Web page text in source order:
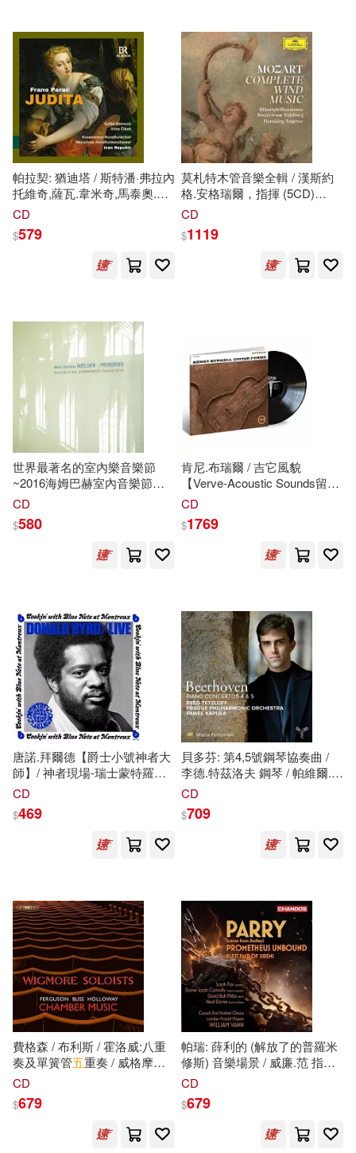
Telarc International(1)
Thorofon(1) warner music(1)
世界圖書出版公司北京公司(1)
中國社會科學出版社(1)
九州出版社(1)
北京聯合出版公司(1)
匯識教育出版社(1)
博樂伯樂(1) 古吳軒出版社(1)
啟思(1)
國立台灣交響樂團(1)
外國文學出版(1)
大連理工大學出版社(1)
安徽人民出版社(1)
新星出版社(1) 晨光出版社(1)
民主與建設出版社(1)
江西美術出版社(1) 海鴿(1)
湖南大學出版社(1)
漫遊者文化(1) 環球 Verve(1)
環華館(1) 甘肅文化出版社(1)
經史子集(1)
華夏出版社(1) 華文出版社(1)
Paul Jenkins / Derek W.
Hawkes, Steven Brown /
Gilbert Long / Giancarlo
Guerrero / Nashville
Symphony)
帕拉契: 猶迪塔 / 斯特潘·弗拉內
托維奇,薩瓦.韋米奇,馬泰奧.伊
萬.拉希奇,安德羅·博亞尼,米斯
樂團,伊凡·雷普西奇,克羅埃西
CD
$579
莫札特木管音樂全輯 / 漢斯約
格.安格瑞爾，指揮 (5CD)
(Mozart Complete Wind Music
Mozarteum Salzburg (5CD))
CD
$1119
世界最著名的室內樂音樂節
~2016海姆巴赫室內音樂節實
況錄音 尼爾遜與普羅高菲夫的
Chamber Music Festival /
Festival Spannungen 2016 ~
Nielsen and Prokofiev: Wind
CD
$580
肯尼.布瑞爾 / 吉它風貌
【Verve-Acoustic Sounds留聲
美學經典昇華系列】
石爵士-
星超高評價 (LP黑膠唱片)
(Kenny Burrell / Guitar
CD
$1769
唐諾.拜爾德【爵士小號神者大
師】/ 神者現場-瑞士蒙特羅爵
士音樂節經典名演【AMG-
Live: Cookin’ with Blue Note at
CD
$469
貝多芬: 第4,5號鋼琴協奏曲 /
李德.特茲洛夫 鋼琴 / 帕維爾.卡
普瓦 指揮 / 布拉格愛樂管弦樂
Concertos Nos. 4 & 5 / Reed
Tetzloff, Pawel Kapula)
CD
$709
費格森 / 布利斯 / 霍洛威:八重
奏及單簧管五重奏 / 威格摩爾
獨奏家合奏團 (SACD)
Octets / Wigmore Soloists
CD
$679
帕瑞: 薛利的 (解放了的普羅米
修斯) 音樂場景 / 威廉.范 指揮 /
倫敦莫札特音樂家合奏團
Shelley’s ’Prometheus
Unbound’ / William Vann,
London Mozart Players
CD
$679